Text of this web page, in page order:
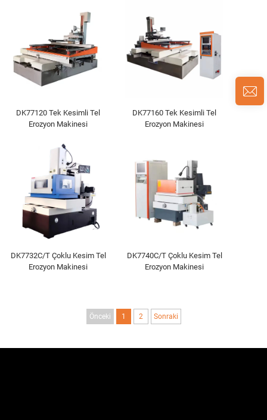
DK77120 Tek Kesimli Tel
Erozyon Makinesi
DK77160 Tek Kesimli Tel
Erozyon Makinesi
DK7732C/T Çoklu Kesim Tel
Erozyon Makinesi
DK7740C/T Çoklu Kesim Tel
Erozyon Makinesi
Önceki 1 2 Sonraki